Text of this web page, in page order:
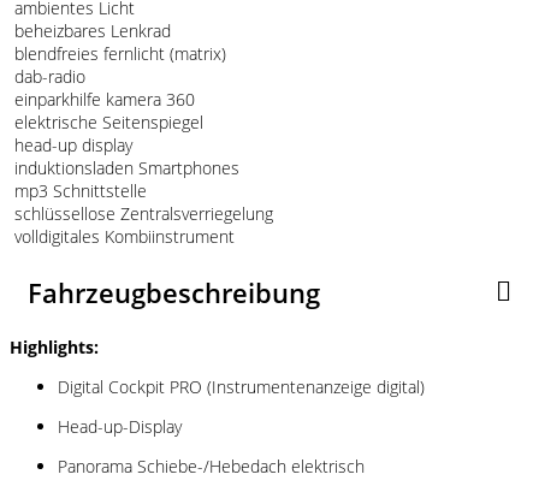
ambientes Licht
beheizbares Lenkrad
blendfreies fernlicht (matrix)
dab-radio
einparkhilfe kamera 360
elektrische Seitenspiegel
head-up display
induktionsladen Smartphones
mp3 Schnittstelle
schlüssellose Zentralsverriegelung
volldigitales Kombiinstrument
Fahrzeugbeschreibung
Highlights:
Digital Cockpit PRO (Instrumentenanzeige digital)
Head-up-Display
Panorama Schiebe-/Hebedach elektrisch